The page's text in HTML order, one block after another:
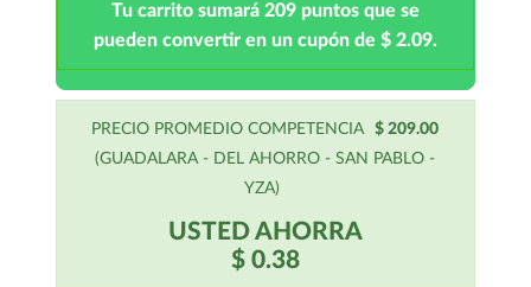
Tu carrito sumará 209 puntos que se
pueden convertir en un cupón de $ 2.09.
PRECIO PROMEDIO COMPETENCIA
$ 209.00
(GUADALARA - DEL AHORRO - SAN PABLO -
YZA)
USTED AHORRA
$ 0.38